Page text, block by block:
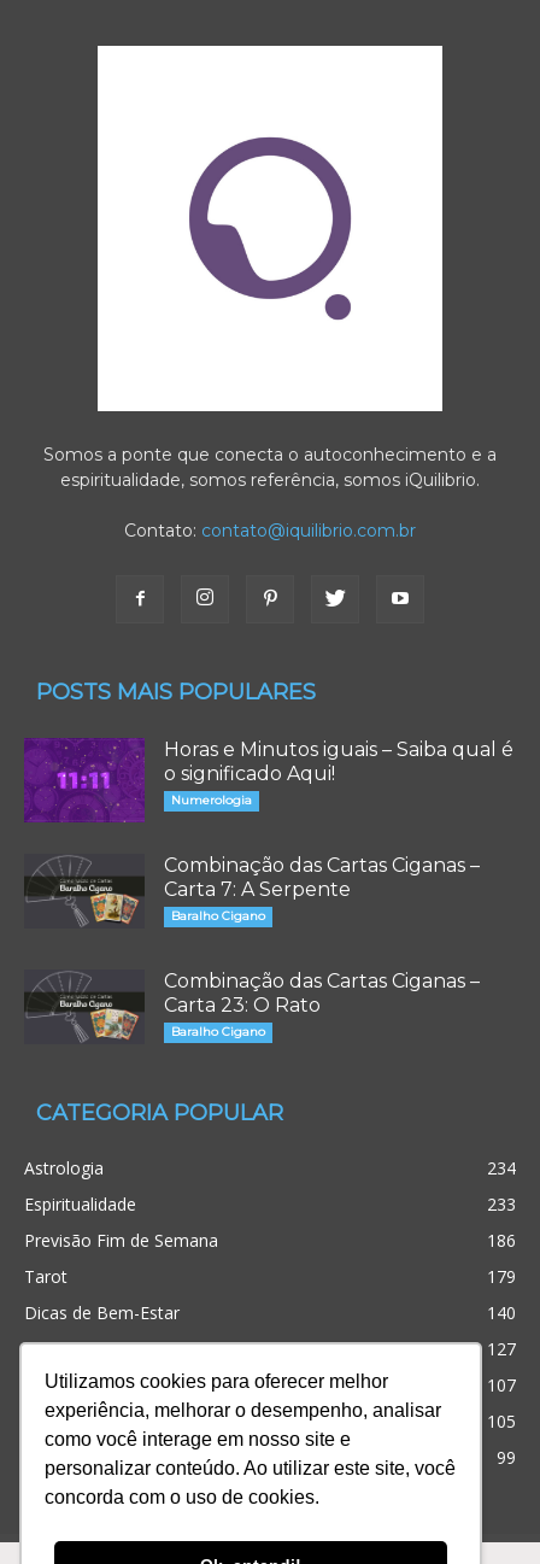
Utilizamos cookies para oferecer melhor
experiência, melhorar o desempenho, analisar
como você interage em nosso site e
personalizar conteúdo. Ao utilizar este site, você
concorda com o uso de cookies.
Somos a ponte que conecta o autoconhecimento e a
espiritualidade, somos referência, somos iQuilibrio.
Contato: contato@iquilibrio.com.br
POSTS MAIS POPULARES
Horas e Minutos iguais – Saiba qual é
o significado Aqui!
Numerologia
Combinação das Cartas Ciganas –
Carta 7: A Serpente
Baralho Cigano
Combinação das Cartas Ciganas –
Carta 23: O Rato
Baralho Cigano
CATEGORIA POPULAR
Astrologia
234
Espiritualidade
233
Previsão Fim de Semana
186
Tarot
179
Dicas de Bem-Estar
140
Cristianismo
127
Simpatias
107
Significado dos sonhos
105
99